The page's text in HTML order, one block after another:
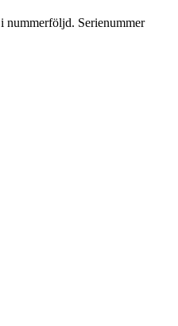
nummerföljd. Serienummer